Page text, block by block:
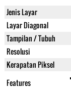
Jenis Layar
Layar Diagonal
Tampilan / Tubuh
Resolusi
Kerapatan Piksel
Features